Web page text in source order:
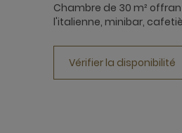
Chambre de 30 m²
l'italienne, minibar,
Vérifier la disponibilité